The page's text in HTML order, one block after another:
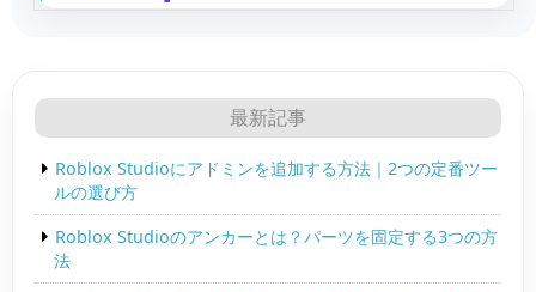
最新記事
Roblox Studioにアドミンを追加する方法｜2つの定番ツー
ルの選び方
Roblox Studioのアンカーとは？パーツを固定する3つの方
法